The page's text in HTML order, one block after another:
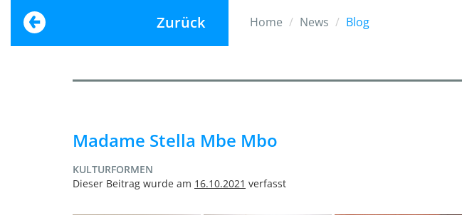
Zurück Home News Blog
Madame Stella Mbe Mbo
KULTURFORMEN
Dieser Beitrag wurde am 16.10.2021 verfasst